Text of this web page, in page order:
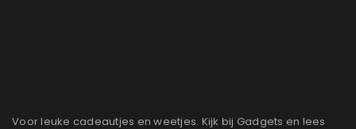
Voor leuke cadeautjes en weetjes. Kijk bij Gadgets en lees